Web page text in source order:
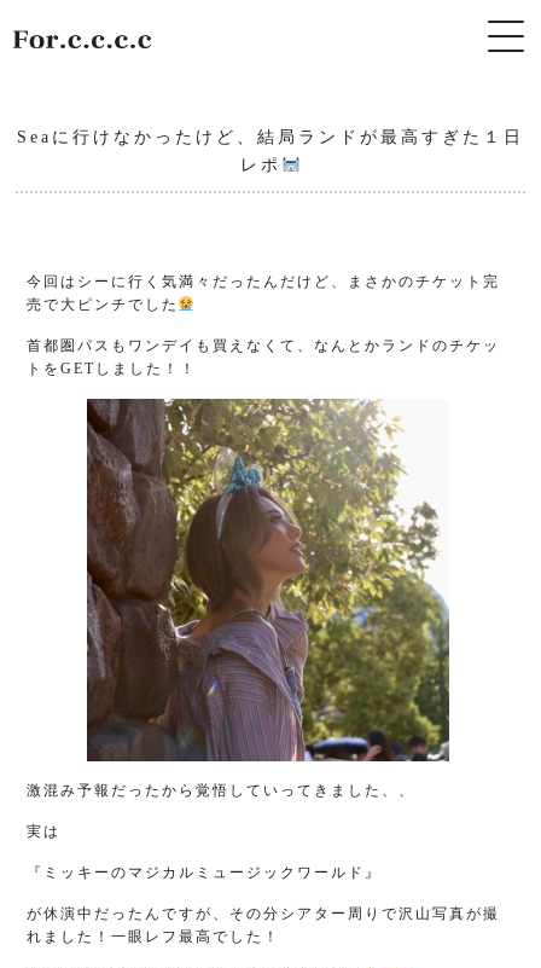
Seaに行けなかったけど、結局ランドが最高すぎた１日
レポ
今回はシーに行く気満々だったんだけど、まさかのチケット完
売で大ピンチでした
首都圏パスもワンデイも買えなくて、なんとかランドのチケッ
トをGETしました！！
激混み予報だったから覚悟していってきました、、
実は
『ミッキーのマジカルミュージックワールド』
が休演中だったんですが、その分シアター周りで沢山写真が撮
れました！一眼レフ最高でした！